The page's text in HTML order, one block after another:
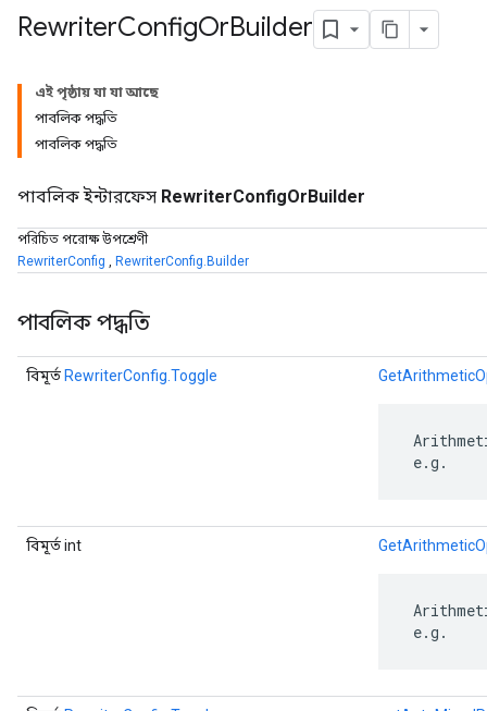
RewriterConfigOrBuilder
এই পৃষ্ঠায় যা যা আছে
পাবলিক পদ্ধতি
পাবলিক পদ্ধতি
পাবলিক ইন্টারফেস RewriterConfigOrBuilder
পরিচিত পরোক্ষ উপশ্রেণী
RewriterConfig , RewriterConfig.Builder
পাবলিক পদ্ধতি
বিমূর্ত RewriterConfig.Toggle
e.g.
বিমূর্ত int
e.g.